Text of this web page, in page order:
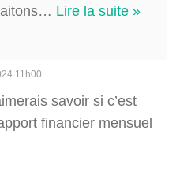
… Lire la suite »
11h00
savoir si c’est
financier mensuel